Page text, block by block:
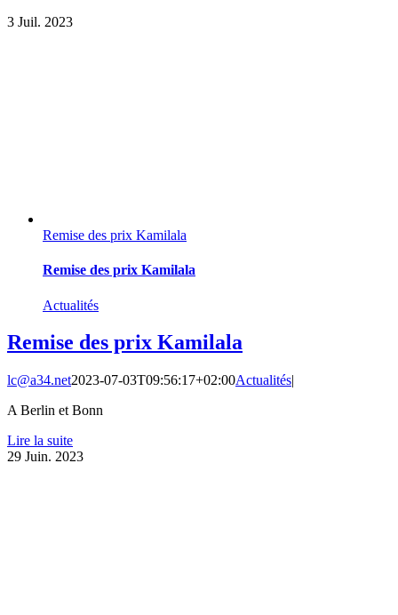
3 Juil. 2023
Remise des prix Kamilala
Remise des prix Kamilala
Actualités
Remise des prix Kamilala
lc@a34.net2023-07-03T09:56:17+02:00Actualités|
A Berlin et Bonn
Lire la suite
29 Juin. 2023